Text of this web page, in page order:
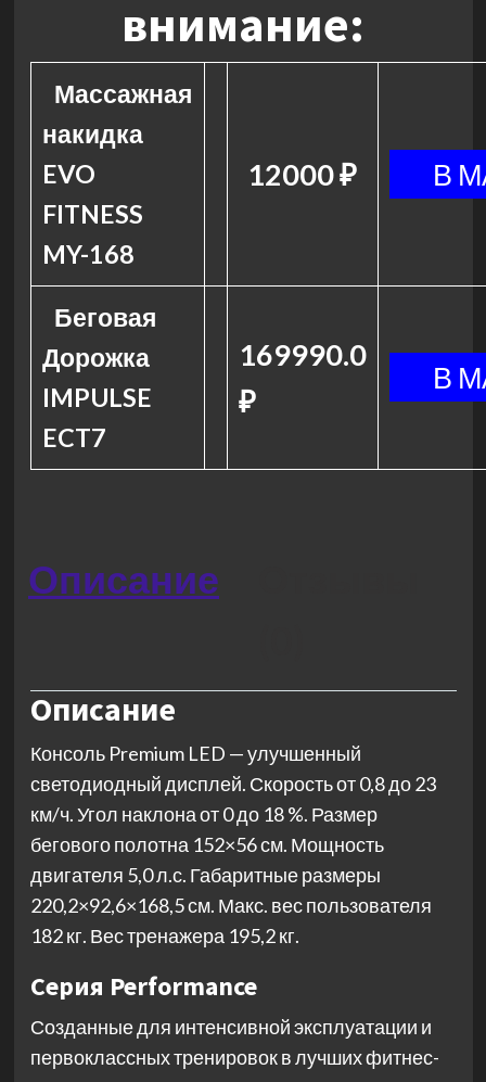
внимание:
Массажная
накидка
EVO
FITNESS
MY-168
12000 ₽
Беговая
Дорожка
IMPULSE
ECT7
169990.0
₽
Описание
Описание
Консоль Premium LED — улучшенный
светодиодный дисплей. Скорость от 0,8 до 23
км/ч. Угол наклона от 0 до 18 %. Размер
бегового полотна 152×56 см. Мощность
двигателя 5,0 л.с. Габаритные размеры
220,2×92,6×168,5 см. Макс. вес пользователя
182 кг. Вес тренажера 195,2 кг.
Серия Performance
Созданные для интенсивной эксплуатации и
первоклассных тренировок в лучших фитнес-